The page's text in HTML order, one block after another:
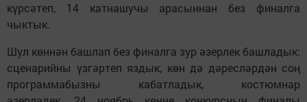
күрсәтеп, 14 катнашучы арасыннан без финалга
чыктык.
Шул көннән башлап без финалга зур әзерлек башладык:
сценарийны үзгәртеп яздык, көн дә дәресләрдән соң
программабызны кабатладык, костюмнар